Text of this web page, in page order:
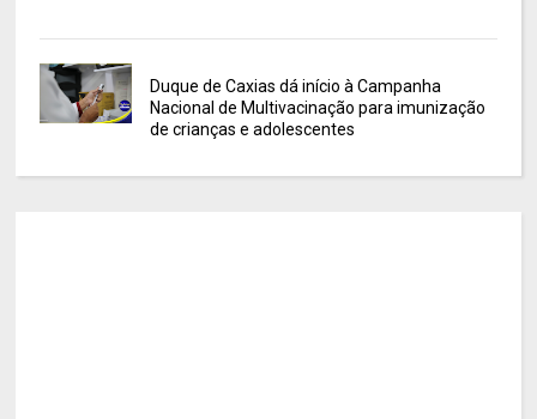
Duque de Caxias dá início à Campanha
Nacional de Multivacinação para imunização
de crianças e adolescentes